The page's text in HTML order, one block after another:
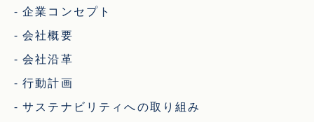
企業コンセプト
会社概要
会社沿革
行動計画
サステナビリティへの取り組み